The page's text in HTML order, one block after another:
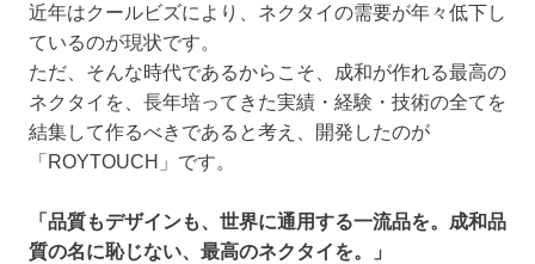
近年はクールビズにより、ネクタイの需要が年々低下し
ているのが現状です。
ただ、そんな時代であるからこそ、成和が作れる最高の
ネクタイを、長年培ってきた実績・経験・技術の全てを
結集して作るべきであると考え、開発したのが
「ROYTOUCH」です。
「品質もデザインも、世界に通用する一流品を。成和品
質の名に恥じない、最高のネクタイを。」